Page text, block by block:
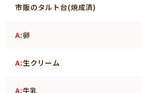
市販のタルト台(焼成済)
A:卵
A:生クリーム
A:牛乳